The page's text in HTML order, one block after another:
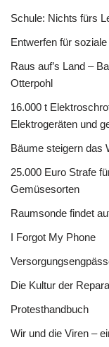
Schule: Nichts fürs
Entwerfen für
Raus auf’s Land –
Otterpohl
16.000 t
Elektrogeräten und
Bäume steigern das
25.000 Euro Strafe
Gemüsesorten
Raumsonde findet
I Forgot My Phone
Die Kultur der
Protesthandbuch
Wir und die Viren –